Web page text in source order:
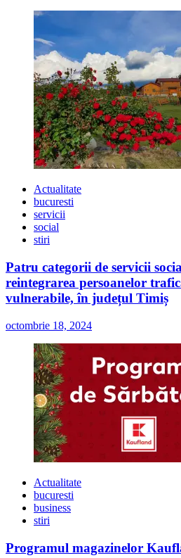
Actualitate
bucuresti
servicii
social
stiri
Patru categorii de servicii
reintegrarea persoanelor
vulnerabile, în județul Timiș
octombrie 18, 2024
Actualitate
bucuresti
business
stiri
Programul magazinelor